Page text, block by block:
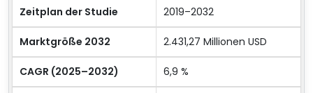
Zeitplan der Studie 2019–2032
Marktgröße 2032 2.431,27 Millionen USD
CAGR (2025–2032) 6,9 %